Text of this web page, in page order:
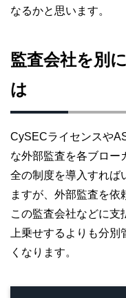
なるかと思います。
監査会社を別
は
CySECライセンスや
な外部監査を各ブロー
全の制度を導入すれば
ますが、外部監査を依
この監査会社などに支
上乗せするよりも分
くなります。